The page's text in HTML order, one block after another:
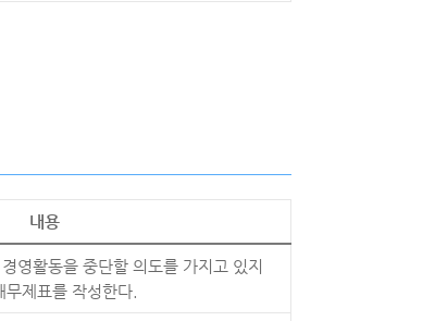
내용
영활동을 중단할 의도를 가지고 있지
제표를 작성한다.